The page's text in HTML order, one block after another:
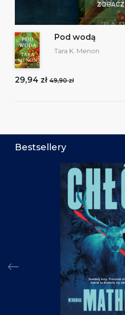
ZOBACZ
Pod wodą
Tara K. Menon
29,94 zł 49,90 zł
Bestsellery